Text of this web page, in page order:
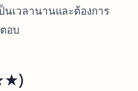
นเวลานานและต้องการ
อบ